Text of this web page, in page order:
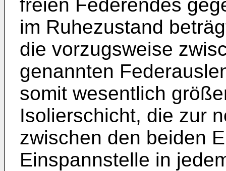
freien Federendes
im Ruhezustand
die vorzugsweise
genannten
somit wesentlich
Isolierschicht, die zur
zwischen den beiden
Einspannstelle in